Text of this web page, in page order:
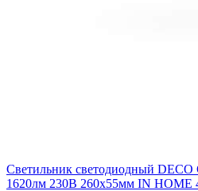
Светильник светодиодный
1620лм 230В 260х55мм IN HOME